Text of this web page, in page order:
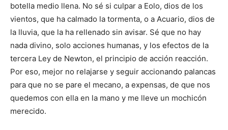
botella medio llena. No sé si culpar a Eolo, dios de los
vientos, que ha calmado la tormenta, o a Acuario, dios de
la lluvia, que la ha rellenado sin avisar. Sé que no hay
nada divino, solo acciones humanas, y los efectos de la
tercera Ley de Newton, el principio de acción reacción.
Por eso, mejor no relajarse y seguir accionando palancas
para que no se pare el mecano, a expensas, de que nos
quedemos con ella en la mano y me lleve un mochicón
merecido.